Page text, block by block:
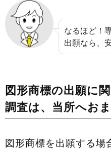
なるほど！
出願なら、
図形商標の出願に
調査は、当所へお
図形商標を出願する場